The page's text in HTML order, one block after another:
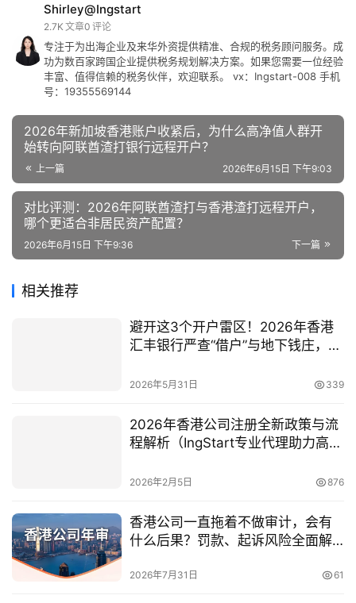
Shirley@Ingstart
2.7K 文章0 评论
专注于为出海企业及来华外资提供精准、合规的税务顾问服务。成
功为数百家跨国企业提供税务规划解决方案。如果您需要一位经验
丰富、值得信赖的税务伙伴，欢迎联系。 vx：Ingstart-008 手机
号：19355569144
2026年新加坡香港账户收紧后，为什么高净值人群开
始转向阿联酋渣打银行远程开户？
上一篇 2026年6月15日 下午9:03
对比评测：2026年阿联酋渣打与香港渣打远程开户，
哪个更适合非居民资产配置？
下一篇
2026年6月15日 下午9:36
相关推荐
避开这3个开户雷区！2026年香港
汇丰银行严查“借户”与地下钱庄，普
2026年5月31日 339
2026年香港公司注册全新政策与流
程解析（IngStart专业代理助力高效
2026年2月5日 876
香港公司一直拖着不做审计，会有
什么后果？罚款、起诉风险全面解
2026年7月31日 61